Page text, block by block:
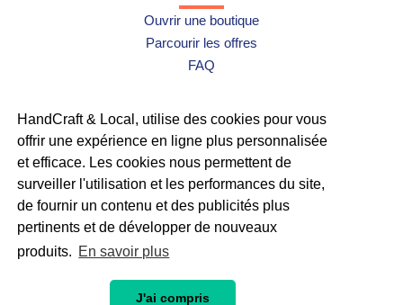
HandCraft & Local, utilise des cookies pour vous
offrir une expérience en ligne plus personnalisée
et efficace. Les cookies nous permettent de
surveiller l'utilisation et les performances du site,
de fournir un contenu et des publicités plus
pertinents et de développer de nouveaux
produits. En savoir plus
J'ai compris
Ouvrir une boutique
Parcourir les offres
FAQ
UTILE
Contact
À propos de Mangopay
Tous droits réservés © Maison de l'artisan 2026